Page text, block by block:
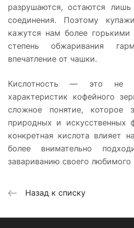
разрушаются, остаются
соединения. Поэтому
кажутся нам более
степень обжаривания
впечатление от чашки.
Кислотность — это не
характеристик кофейного
сложное понятие, которое
природных и искусственных
конкретная кислота влияет
более внимательно
завариванию своего любимого
Назад к списку